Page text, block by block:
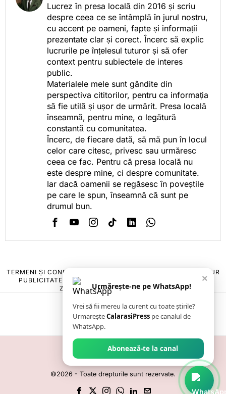
Lucrez în presa locală din 2016 și scriu
despre ceea ce se întâmplă în jurul nostru,
cu accent pe oameni, fapte și informații
prezentate clar și corect. Încerc să explic
lucrurile pe înțelesul tuturor și să ofer
context pentru subiectele de interes
public.
Materialele mele sunt gândite din
perspectiva cititorilor, pentru ca informația
să fie utilă și ușor de urmărit. Presa locală
înseamnă, pentru mine, o legătură
constantă cu comunitatea.
Încerc, de fiecare dată, să mă pun în locul
celor care citesc, privesc sau urmăresc
ceea ce fac. Pentru că presa locală nu
este despre mine, ci despre comunitate.
Iar dacă oamenii se regăsesc în poveștile
pe care le spun, înseamnă că sunt pe
drumul bun.
TERMENI ȘI CONDIȚII
POLITICA DE ANULARE & RETUR
PUBLICITATE ONLINE & TIPĂRITĂ
CONTACT
ZIARUL ANUNȚUL CĂLĂRĂȘEAN
©2026 - Toate drepturile sunt rezervate.
×
Urmărește-ne pe WhatsApp!
Vrei să fii mereu la curent cu toate știrile?
UrmareșteCalarasiPress pe canalul de
WhatsApp.
Abonează-te la canal